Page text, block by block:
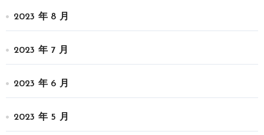
2023 年 8 月
2023 年 7 月
2023 年 6 月
2023 年 5 月